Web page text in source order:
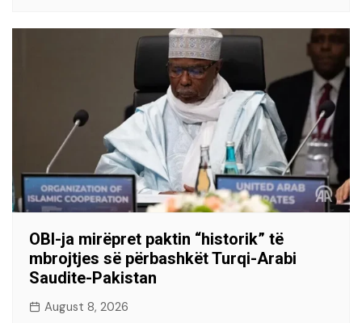
OBI-ja mirëpret paktin “historik” të
mbrojtjes së përbashkët Turqi-Arabi
Saudite-Pakistan
August 8, 2026